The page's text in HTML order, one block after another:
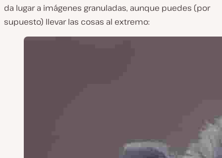
da lugar a imágenes granuladas, aunque puedes (por
supuesto) llevar las cosas al extremo: